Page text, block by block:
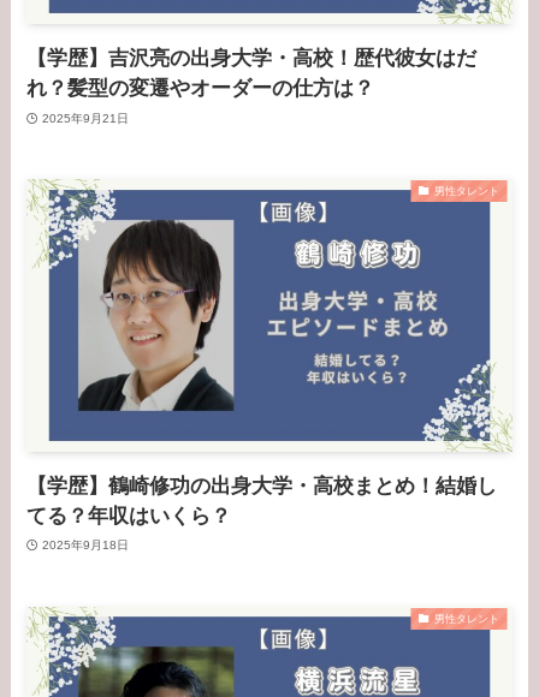
【学歴】吉沢亮の出身大学・高校！歴代彼女はだ
れ？髪型の変遷やオーダーの仕方は？
2025年9月21日
男性タレント
【学歴】鶴崎修功の出身大学・高校まとめ！結婚し
てる？年収はいくら？
2025年9月18日
男性タレント